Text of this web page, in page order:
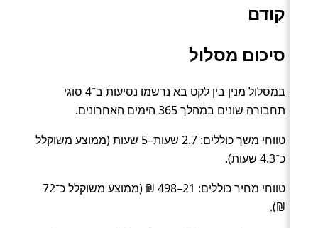
קודם
סיכום מסלול
במסלול מנין בין לקט בא נרשמו נסיעות ב־4 סוגי
תחבורה שונים במהלך 365 הימים האחרונים.
טווחי משך כוללים: 2.7 שעות–5 שעות (ממוצע משוקלל
כ־4.3 שעות).
טווחי מחיר כוללים: 21–498 ₪ (ממוצע משוקלל כ־72
₪).